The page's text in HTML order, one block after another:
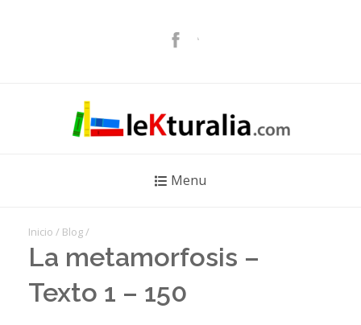
Menu
Inicio / Blog /
La metamorfosis –
Texto 1 – 150